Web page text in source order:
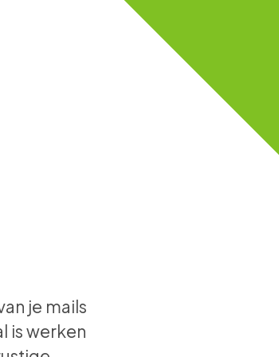
je mails
is werken